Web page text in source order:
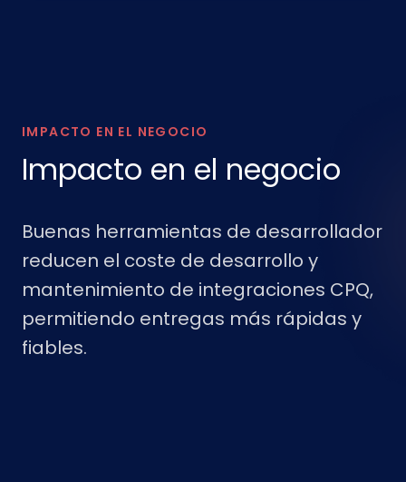
IMPACTO EN EL NEGOCIO
Impacto en el negocio
Buenas herramientas de desarrollador
reducen el coste de desarrollo y
mantenimiento de integraciones CPQ,
permitiendo entregas más rápidas y
fiables.